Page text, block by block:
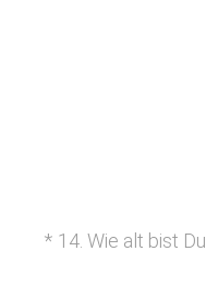
* 14. Wie alt bist Du
(Erforderlich.)